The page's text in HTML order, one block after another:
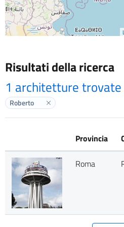
Risultati della ricerca
1 architetture
Roberto Elimina label
Provincia
Roma